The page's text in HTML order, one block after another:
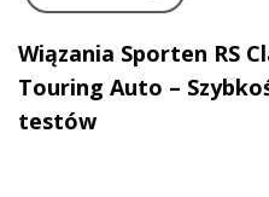
Wiązania Sporten RS
Touring Auto –
testów